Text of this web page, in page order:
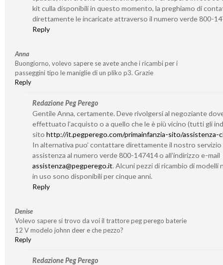
kit culla disponibili in questo momento, la preghiamo di
direttamente le incaricate attraverso il numero verde 800-
Reply
Anna
Buongiorno, volevo sapere se avete anche i ricambi per i
passeggini tipo le maniglie di un pliko p3. Grazie
Reply
Redazione Peg Perego
Gentile Anna, certamente. Deve rivolgersi al negoziante
effettuato l’acquisto o a quello che le è più vicino (tutti gli
sito http://it.pegperego.com/primainfanzia-sito/assistenza-
In alternativa puo’ contattare direttamente il nostro servizio
assistenza al numero verde 800-147414 o all’indirizzo e-mail
assistenza@pegperego.it. Alcuni pezzi di ricambio di modelli
in uso sono disponibili per cinque anni.
Reply
Denise
Volevo sapere si trovo da voi il trattore peg perego baterie
12 V modelo johnn deer e che pezzo?
Reply
Redazione Peg Perego